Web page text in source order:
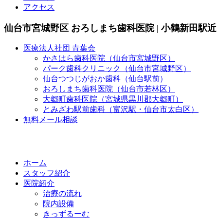
アクセス
仙台市宮城野区 おろしまち歯科医院 | 小鶴新田駅
医療法人社団 青葉会
かさはら歯科医院（仙台市宮城野区）
パーク歯科クリニック（仙台市宮城野区）
仙台つつじがおか歯科（仙台駅前）
おろしまち歯科医院（仙台市若林区）
大郷町歯科医院（宮城県黒川郡大郷町）
とみざわ駅前歯科（富沢駅・仙台市太白区）
無料メール相談
ホーム
スタッフ紹介
医院紹介
治療の流れ
院内設備
きっずるーむ